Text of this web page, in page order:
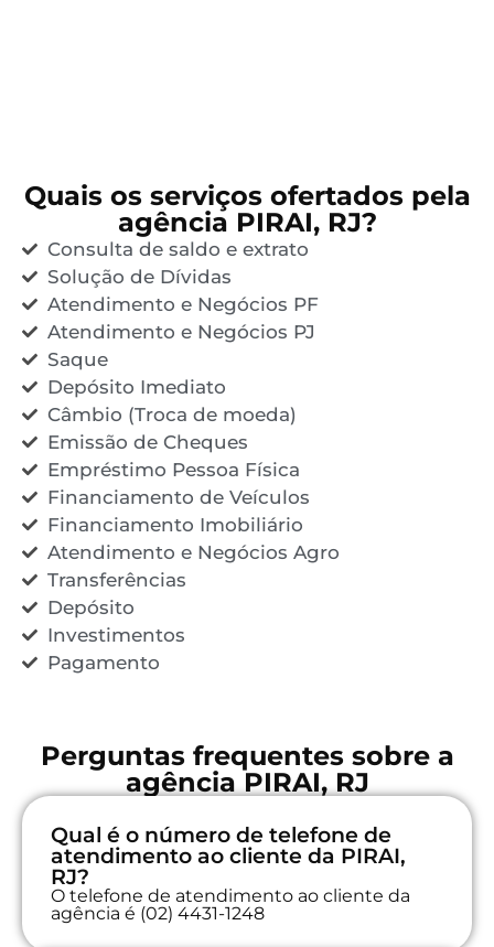
Quais os serviços ofertados pela
agência PIRAI, RJ?
Consulta de saldo e extrato
Solução de Dívidas
Atendimento e Negócios PF
Atendimento e Negócios PJ
Saque
Depósito Imediato
Câmbio (Troca de moeda)
Emissão de Cheques
Empréstimo Pessoa Física
Financiamento de Veículos
Financiamento Imobiliário
Atendimento e Negócios Agro
Transferências
Depósito
Investimentos
Pagamento
Perguntas frequentes sobre a
agência PIRAI, RJ
Qual é o número de telefone de
atendimento ao cliente da PIRAI,
RJ?
O telefone de atendimento ao cliente da
agência é (02) 4431-1248